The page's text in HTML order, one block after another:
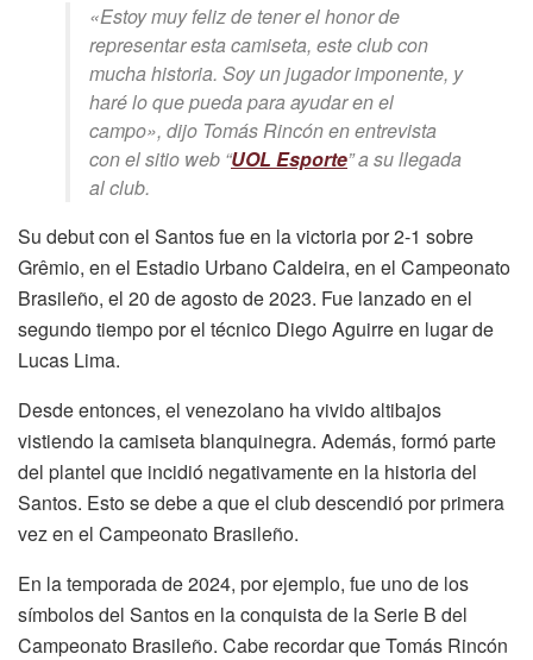
«Estoy muy feliz de tener el honor de
representar esta camiseta, este club con
mucha historia. Soy un jugador imponente, y
haré lo que pueda para ayudar en el
campo», dijo Tomás Rincón en entrevista
con el sitio web “UOL Esporte” a su llegada
al club.
Su debut con el Santos fue en la victoria por 2-1 sobre
Grêmio, en el Estadio Urbano Caldeira, en el Campeonato
Brasileño, el 20 de agosto de 2023. Fue lanzado en el
segundo tiempo por el técnico Diego Aguirre en lugar de
Lucas Lima.
Desde entonces, el venezolano ha vivido altibajos
vistiendo la camiseta blanquinegra. Además, formó parte
del plantel que incidió negativamente en la historia del
Santos. Esto se debe a que el club descendió por primera
vez en el Campeonato Brasileño.
En la temporada de 2024, por ejemplo, fue uno de los
símbolos del Santos en la conquista de la Serie B del
Campeonato Brasileño. Cabe recordar que Tomás Rincón